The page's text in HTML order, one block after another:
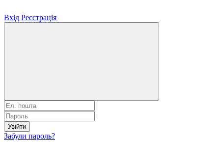
Вхід Реєстрація
Увійти
Забули пароль?